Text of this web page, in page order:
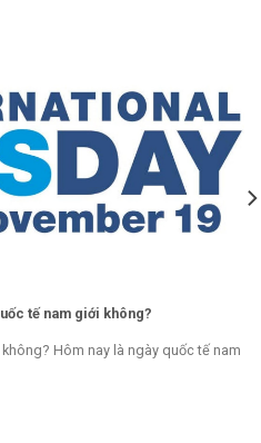
tế nam giới không?
Hôm nay là ngày quốc tế nam